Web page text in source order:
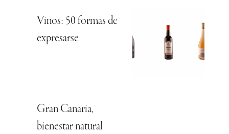
Vinos: 50 formas de
expresarse
Gran Canaria,
bienestar natural